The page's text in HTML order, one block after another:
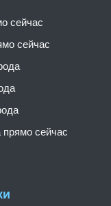
сейчас
сейчас
сейчас